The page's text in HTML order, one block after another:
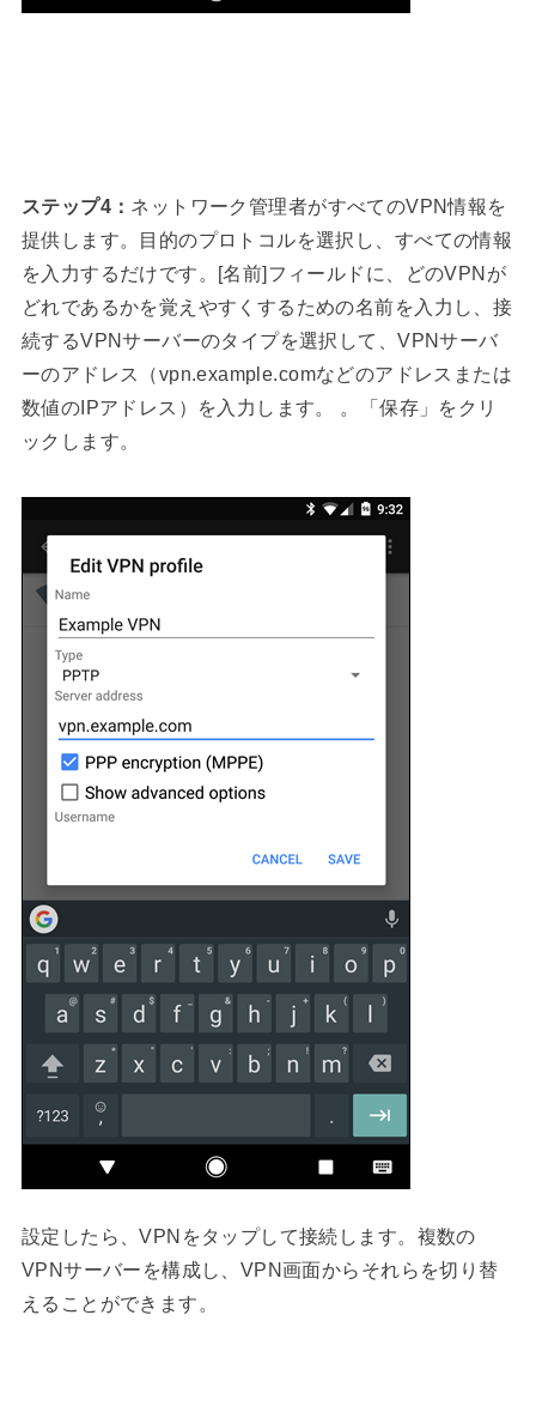
ステップ4： ネットワーク管理者がすべてのVPN情報を
提供します。目的のプロトコルを選択し、すべての情報
を入力するだけです。[名前]フィールドに、どのVPNが
どれであるかを覚えやすくするための名前を入力し、接
続するVPNサーバーのタイプを選択して、VPNサーバ
ーのアドレス（vpn.example.comなどのアドレスまたは
数値のIPアドレス）を入力します。 。「保存」をクリ
ックします。
設定したら、VPNをタップして接続します。複数の
VPNサーバーを構成し、VPN画面からそれらを切り替
えることができます。